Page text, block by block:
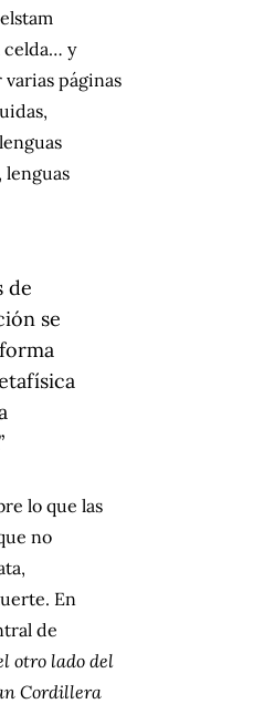
celda… y
páginas
lenguas
de
se
lo que las
no
En
de
otro lado del
Cordillera